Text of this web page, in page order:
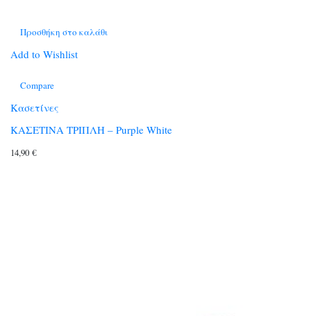
Προσθήκη στο καλάθι
Add to Wishlist
Compare
Κασετίνες
ΚΑΣΕΤΙΝΑ ΤΡΙΠΛΗ – Purple White
14,90 €